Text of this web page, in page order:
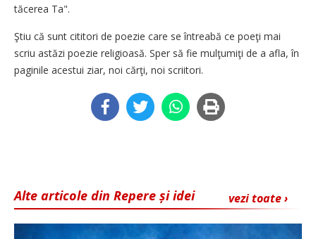
tăcerea Ta".
Ştiu că sunt cititori de poezie care se întreabă ce poeţi mai
scriu astăzi poezie religioasă. Sper să fie mulţumiţi de a afla, în
paginile acestui ziar, noi cărţi, noi scriitori.
vezi toate ›
Alte articole din Repere și idei